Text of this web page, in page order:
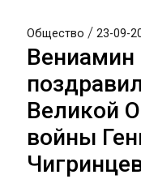
Общество / 23-09-
Вениамин
Великой
войны